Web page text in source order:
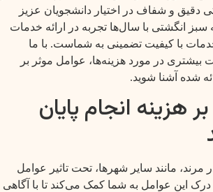
دقیق و شفاف در اختیار دانشجویان عزیز
انگشتی با سال‌ها تجربه در ارائه خدمات
با کیفیت تضمینی به شماست. با ما
بیشتری در مورد هزینه‌ها، عوامل موثر بر
شده آشنا شوید.
هزینه انجام پایان
مرند، مانند سایر شهرها، تحت تاثیر عوامل
این عوامل به شما کمک می‌کند تا با آگاهی